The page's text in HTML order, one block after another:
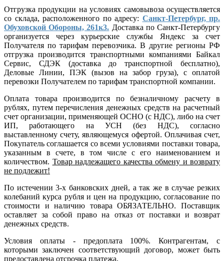
Отгрузка продукции на условиях самовывоза осуществляется
со склада, расположенного по адресу: Санкт-Петербург, пр.
Обуховской Обороны, 261к3. Доставка по Санкт-Петербургу
организуется через курьерские службы Яндекс за счет
Получателя по тарифам перевозчика. В другие регионы РФ
отгрузка производится транспортными компаниями Байкал
Сервис, СДЭК (доставка до транспортной бесплатно),
Деловые Линии, ПЭК (вызов на забор груза), с оплатой
перевозки Получателем по тарифам транспортной компании.
Оплата товара производится по безналичному расчету в
рублях, путем перечисления денежных средств на расчетный
счет организации, применяющей ОСНО (с НДС), либо на счет
ИП, работающего на УСН (без НДС), согласно
выставленному счету, являющемуся офертой. Оплачивая счет,
Покупатель соглашается со всеми условиями поставки товара,
указанным в счете, в том числе с его наименованием и
количеством. Товар надлежащего качества обмену и возврату
не подлежит!
По истечении 3-х банковских дней, а так же в случае резких
колебаний курса рубля и цен на продукцию, согласование по
стоимости и наличию товара ОБЯЗАТЕЛЬНО. Поставщик
оставляет за собой право на отказ от поставки и возврат
денежных средств.
Условия оплаты - предоплата 100%. Контрагентам, с
которыми заключен соответствующий договор, может быть
предоставлена отсрочка платежа.